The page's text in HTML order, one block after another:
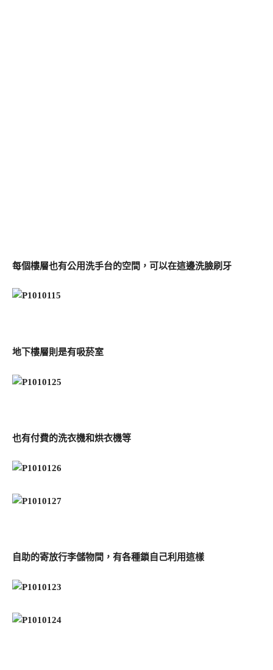
每個樓層也有公用洗手台的空間，可以在這邊洗臉刷牙
地下樓層則是有吸菸室
也有付費的洗衣機和烘衣機等
自助的寄放行李儲物間，有各種鎖自己利用這樣